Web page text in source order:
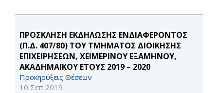
ΠΡΟΣΚΛΗΣΗ ΕΚΔΗΛΩΣΗΣ ΕΝΔΙΑΦΕΡΟΝΤΟΣ
(Π.Δ. 407/80) ΤΟΥ ΤΜΗΜΑΤΟΣ ΔΙΟΙΚΗΣΗΣ
ΕΠΙΧΕΙΡΗΣΕΩΝ, ΧΕΙΜΕΡΙΝΟΥ ΕΞΑΜΗΝΟΥ,
ΑΚΑΔΗΜΑΪΚΟΥ ΕΤΟΥΣ 2019 – 2020
Προκηρύξεις Θέσεων
10 Σεπ 2019